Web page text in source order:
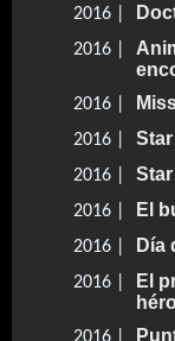
2016 |
2016 |
2016 |
2016 | Star
2016 | Star
2016 | El
2016 | Día
2016 |
El
2016 |